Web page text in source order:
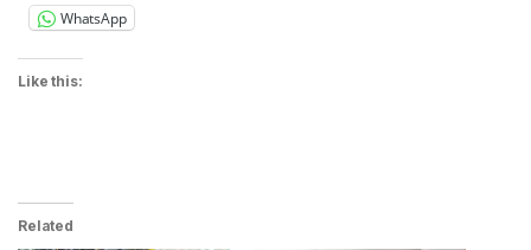
WhatsApp
Like this:
Related